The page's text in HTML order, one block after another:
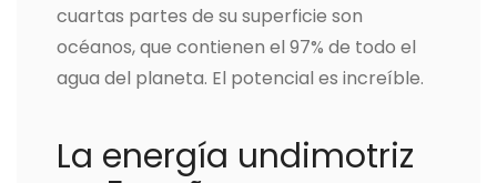
cuartas partes de su superficie son
océanos, que contienen el 97% de todo el
agua del planeta. El potencial es increíble.
La energía undimotriz